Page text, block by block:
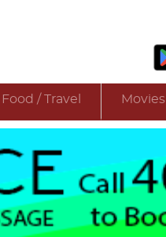
Food / Travel Movies